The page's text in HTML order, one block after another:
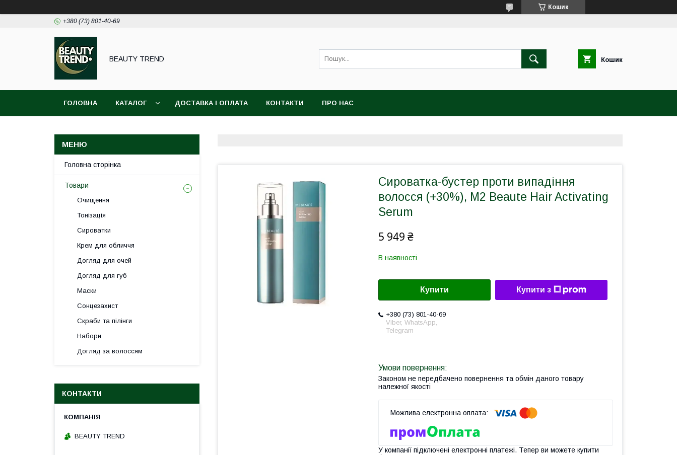
Кошик
+380 (73) 801-40-69
BEAUTY TREND Кошик
ГОЛОВНА КАТАЛОГ ДОСТАВКА І ОПЛАТА КОНТАКТИ ПРО НАС
Сироватка-бустер проти випадіння
волосся (+30%), M2 Beaute Hair Activating
Serum
5 949 ₴
В наявності
Купити Купити з
+380 (73) 801-40-69
Viber, WhatsApp,
Telegram
Законом не передбачено повернення та обмін даного товару
належної якості
У компанії підключені електронні платежі. Тепер ви можете купити
Головна сторінка
Товари
Очищення
Тонізація
Сироватки
Крем для обличчя
Догляд для очей
Догляд для губ
Маски
Сонцезахист
Скраби та пілінги
Набори
Догляд за волоссям
КОНТАКТИ
BEAUTY TREND